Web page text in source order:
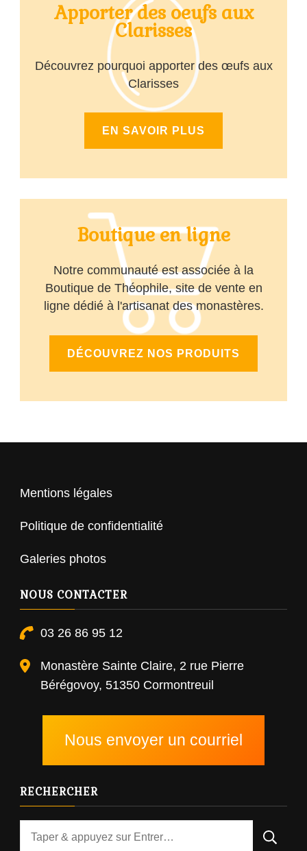
Apporter des oeufs aux
Clarisses
Découvrez pourquoi apporter des œufs aux
Clarisses
EN SAVOIR PLUS
Boutique en ligne
Notre communauté est associée à la
Boutique de Théophile, site de vente en
ligne dédié à l'artisanat des monastères.
DÉCOUVREZ NOS PRODUITS
Mentions légales
Politique de confidentialité
Galeries photos
NOUS CONTACTER
03 26 86 95 12
Monastère Sainte Claire, 2 rue Pierre
Bérégovoy, 51350 Cormontreuil
Nous envoyer un courriel
RECHERCHER
Vous